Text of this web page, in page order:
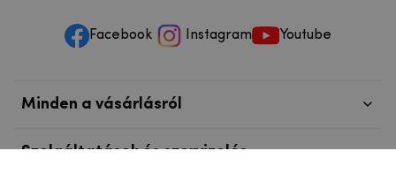
Facebook Instagram Youtube
Minden a vásárlásról
Szolgáltatások és szervizelés